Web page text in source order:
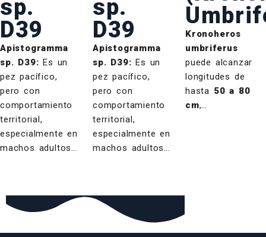
sp.
D39
Apistogramma
sp. D39:Es un
pez pacífico,
pero con
comportamiento
territorial,
especialmente en
machos adultos…
sp.
D39
Apistogramma
sp. D39:Es un
pez pacífico,
pero con
comportamiento
territorial,
especialmente en
machos adultos…
Kronoheros
umbriferus
puede alcanzar
longitudes de
hasta 50 a 80
cm,…